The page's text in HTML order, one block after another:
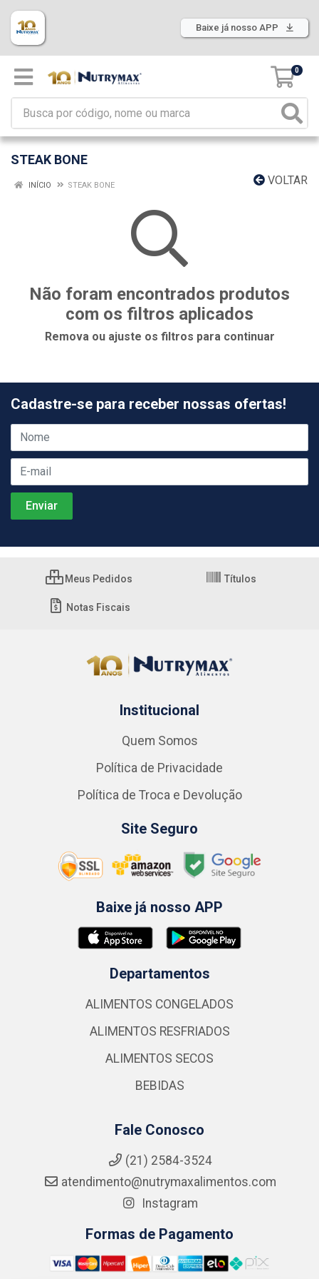
Baixe já nosso APP
0
STEAK BONE
VOLTAR
INÍCIO STEAK BONE
Não foram encontrados produtos
com os filtros aplicados
Remova ou ajuste os filtros para continuar
Cadastre-se para receber nossas ofertas!
Meus Pedidos Títulos
Notas Fiscais
Institucional
Quem Somos
Política de Privacidade
Política de Troca e Devolução
Site Seguro
Baixe já nosso APP
Departamentos
ALIMENTOS CONGELADOS
ALIMENTOS RESFRIADOS
ALIMENTOS SECOS
BEBIDAS
Fale Conosco
(21) 2584-3524
atendimento@nutrymaxalimentos.com
Instagram
Formas de Pagamento